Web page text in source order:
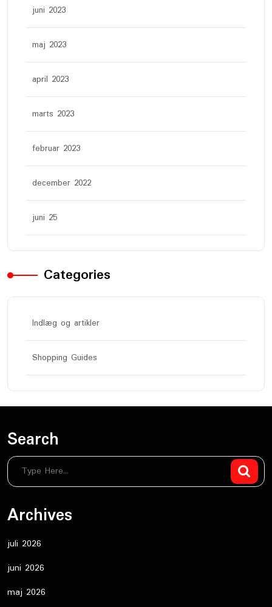
juni 2023
maj 2023
april 2023
marts 2023
februar 2023
december 2022
juni 25
Categories
Indlæg og artikler
Shopping Guides
Search
Archives
juli 2026
juni 2026
maj 2026